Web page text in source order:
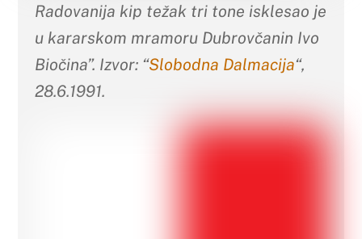
Radovanija kip težak tri tone isklesao je
u kararskom mramoru Dubrovčanin Ivo
Biočina”. Izvor: “Slobodna Dalmacija“,
28.6.1991.